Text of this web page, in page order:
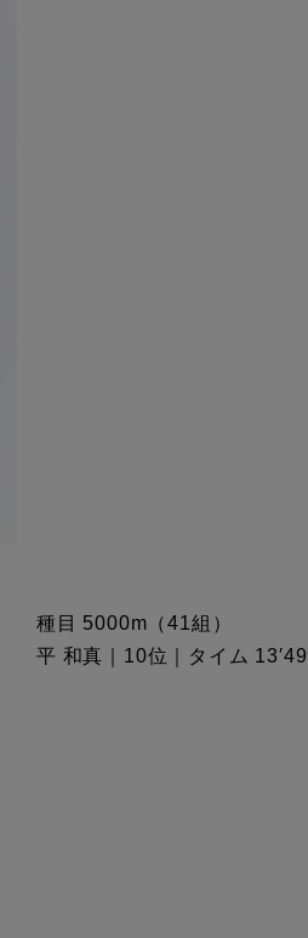
種目 5000m（41組）
平 和真｜10位｜タイム